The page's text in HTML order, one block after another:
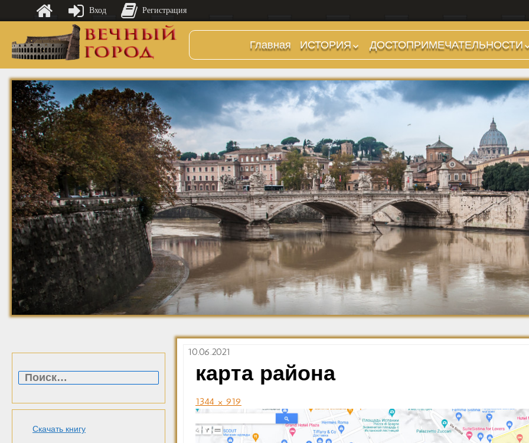
Главная
ИСТОРИЯ
Предыстория
Царский период
(753-509 гг до н.э.)
Ранняя Республика
(509-265 гг до н.э.)
Поздняя Республика
(264-27 гг до н.э.)
Империя. Принципат
(27 г до н.э. — 284 г
н.э.)
Империя. Доминат
(284-476 гг)
Темные Века. Готы
Темные Века.
Экзархат
Средневековье
Возрождение и
Барокко
ДОСТОПРИМЕЧАТЕЛЬНОСТИ
Холмы и остров.
Районы
Форумы, Площади,
Дороги
Стадионы, Термы
Музеи
Дохристианские
храмы
Христианские храмы,
базилики etc.
Дворцы
Арки, колонны и
обелиски
Фонтаны
Скачать книгу
10.06.2021
карта района
1344 × 919
Вход Регистрация